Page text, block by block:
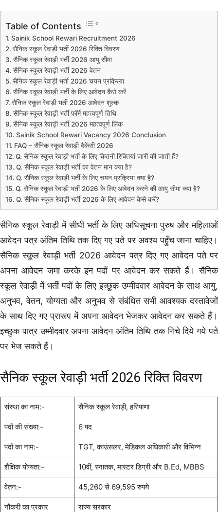
Table of Contents
Sainik School Rewari Recruitment 2026
सैनिक स्कूल रेवाड़ी भर्ती 2026 रिक्ति विवरण
सैनिक स्कूल रेवाड़ी भर्ती 2026 आयु सीमा
सैनिक स्कूल रेवाड़ी भर्ती 2026 वेतन
सैनिक स्कूल रेवाड़ी भर्ती 2026 चयन प्रक्रिया
सैनिक स्कूल रेवाड़ी भर्ती के लिए आवेदन कैसे करें
सैनिक स्कूल रेवाड़ी भर्ती 2026 आवेदन शुल्क
सैनिक स्कूल रेवाड़ी भर्ती फॉर्म महत्वपूर्ण तिथि
सैनिक स्कूल रेवाड़ी भर्ती 2026 महत्वपूर्ण लिंक
Sainik School Rewari Vacancy 2026 Conclusion
FAQ – सैनिक स्कूल रेवाड़ी वैकेंसी 2026
Q. सैनिक स्कूल रेवाड़ी भर्ती के लिए कितनी रिक्तियां जारी की जाती हैं?
Q. सैनिक स्कूल रेवाड़ी भर्ती का वेतन मान क्या है?
Q. सैनिक स्कूल रेवाड़ी भर्ती के लिए चयन प्रक्रिया क्या है?
Q. सैनिक स्कूल रेवाड़ी भर्ती 2026 के लिए आवेदन करने की आयु सीमा क्या है?
Q. सैनिक स्कूल रेवाड़ी भर्ती 2026 के लिए आवेदन कैसे करें?
सैनिक स्कूल रेवाड़ी में सीधी भर्ती के लिए अधिसूचना पुरुष और महिलाओं
आवेदन पत्र अंतिम तिथि तक दिए गए पते पर अवश्य पहुँच जाना चाहिए।
सैनिक स्कूल रेवाड़ी भर्ती 2026 आवेदन पत्र दिए गए आवेदन पते पर
अपना आवेदन जमा करके इन पदों पर आवेदन कर सकते हैं। सैनिक
स्कूल रेवाड़ी में भर्ती पदों के लिए इच्छुक उम्मीदवार आवेदन के साथ आयु,
अनुभव, वेतन, योग्यता और अनुभव से संबंधित सभी आवश्यक दस्तावेजों
के साथ दिए गए प्रारूप में अपना आवेदन भेजकर आवेदन कर सकते हैं।
इच्छुक पात्र उम्मीदवार अपना आवेदन अंतिम तिथि तक निचे दिये गये पते
पर भेज सकते हैं।
सैनिक स्कूल रेवाड़ी भर्ती 2026 रिक्ति विवरण
संस्था का नाम:- सैनिक स्कूल रेवाड़ी, हरियाणा
पदों की संख्या:- 6 पद
पदों का नाम:- TGT, काउंसलर, मेडिकल अधिकारी और विभिन्न
शैक्षिक योग्यता:- 10वीं, स्नातक, मास्टर डिग्री और B.Ed, MBBS
वेतन:- 45,260 से 69,595 रुपये
नौकरी का प्रकार राज्य सरकार